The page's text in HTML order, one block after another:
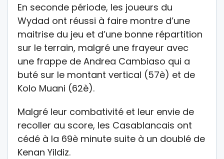
En seconde période, les joueurs du
Wydad ont réussi à faire montre d’une
maitrise du jeu et d’une bonne répartition
sur le terrain, malgré une frayeur avec
une frappe de Andrea Cambiaso qui a
buté sur le montant vertical (57è) et de
Kolo Muani (62è).
Malgré leur combativité et leur envie de
recoller au score, les Casablancais ont
cédé à la 69è minute suite à un doublé de
Kenan Yildiz.